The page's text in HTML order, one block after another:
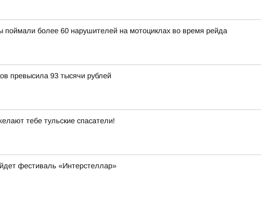
поймали более 60 нарушителей на мотоциклах во время рейда
превысила 93 тысячи рублей
тебе тульские спасатели!
фестиваль «Интерстеллар»